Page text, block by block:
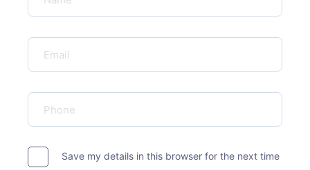
Save my details in this browser for the next time